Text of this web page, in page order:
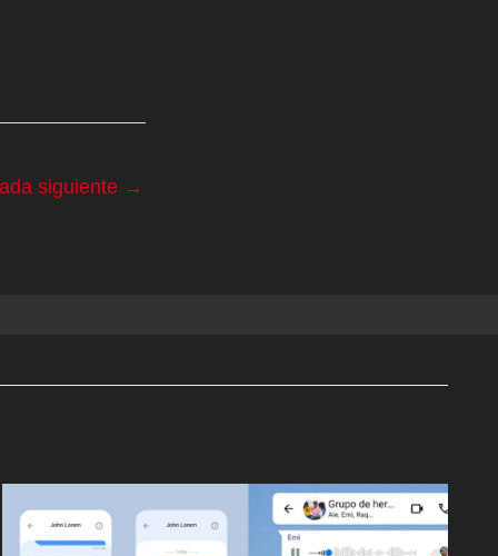
siguiente →